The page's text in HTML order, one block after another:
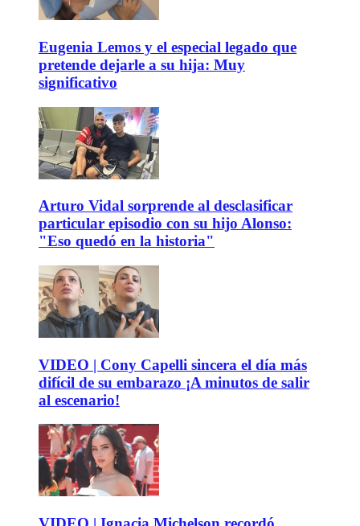
Eugenia Lemos y el especial legado que
pretende dejarle a su hija: Muy
significativo
Arturo Vidal sorprende al desclasificar
particular episodio con su hijo Alonso:
"Eso quedó en la historia"
VIDEO | Cony Capelli sincera el día más
difícil de su embarazo ¡A minutos de salir
al escenario!